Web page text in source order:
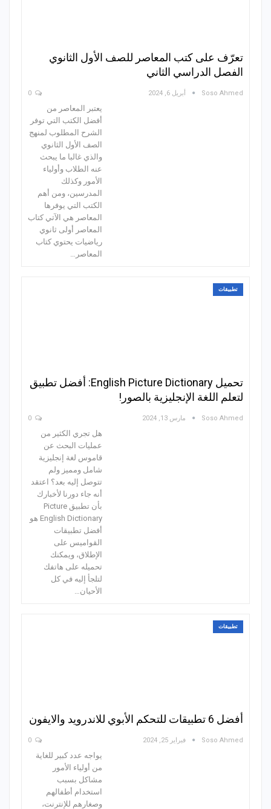
تعرّف على كتب المعاصر للصف الأول الثانوي
الفصل الدراسي الثاني
Soso Ahmed أبريل 6, 2024
يعتبر المعاصر من
أفضل الكتب التي توفر
الشرح المطلوب لمنهج
الصف الأول الثانوي
والذي غالبا ما يبحث
عنه الطلاب وأولياء
الأمور وكذلك
المدرسين، ومن أهم
الكتب التي يوفرها
المعاصر هي الآتي كتاب
المعاصر أولى ثانوي
رياضيات يحتوي كتاب
المعاصر…
تطبيقات
تحميل English Picture Dictionary: أفضل تطبيق
لتعلم اللغة الإنجليزية بالصور!
Soso Ahmed مارس 13, 2024
هل تجري الكثير من
عمليات البحث عن
قاموس لغة إنجليزية
شامل ومميز ولم
تتوصل إليه بعد؟ اعتقد
أنه جاء دورنا لأخبارك
بأن تطبيق Picture
English Dictionary‏ هو
أفضل تطبيقات
القواميس على
الإطلاق، ويمكنك
تحميله على هاتفك
لتلجأ إليه في كل
الأحيان…
تطبيقات
أفضل 6 تطبيقات للتحكم الأبوي للاندرويد والايفون
Soso Ahmed فبراير 25, 2024
يواجه عدد كبير للغاية
من أولياء الأمور
مشاكل بسبب
استخدام أطفالهم
وصغارهم للإنترنت،